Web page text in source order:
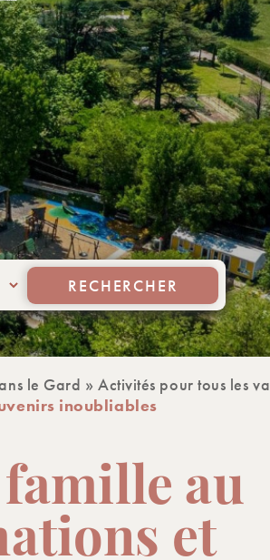
RECHERCHER
le Gard »Activités pour tous les
inoubliables
famille au
et